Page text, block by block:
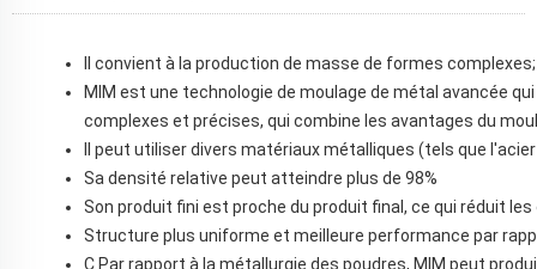
Il convient à la production de masse de formes complexes;
MIM est une technologie de moulage de métal avancée
complexes et précises, qui combine les avantages du
Il peut utiliser divers matériaux métalliques (tels que
Sa densité relative peut atteindre plus de 98%
Son produit fini est proche du produit final, ce qui réduit
Structure plus uniforme et meilleure performance par
C Par rapport à la métallurgie des poudres, MIM peut